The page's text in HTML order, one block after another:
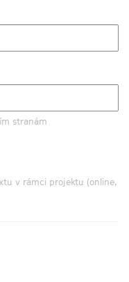
stranám
v rámci projektu (online,